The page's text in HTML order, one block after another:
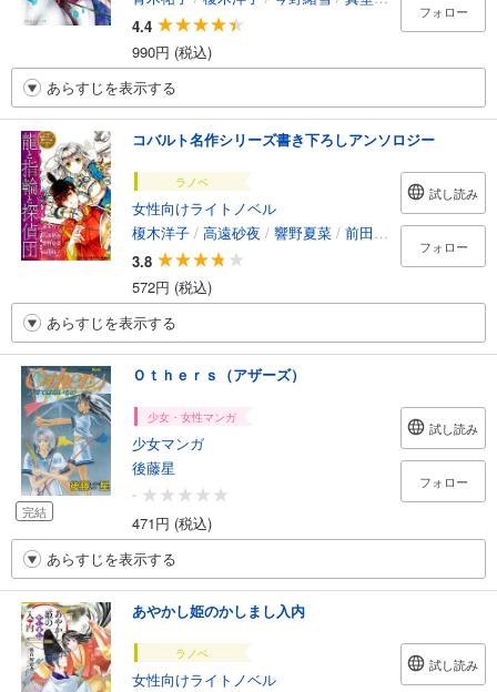
4.4
990円 (税込)
フォロー
あらすじを表示する
コバルト名作シリーズ書き下ろしアンソロジー
ラノベ
女性向けライトノベル
榎木洋子 / 高遠砂夜 / 響野夏菜 / 前田珠子 /明咲トウル
3.8
572円 (税込)
試し読み
フォロー
あらすじを表示する
完結
Ｏｔｈｅｒｓ（アザーズ）
少女・女性マンガ
少女マンガ
後藤星
-
471円 (税込)
試し読み
フォロー
あらすじを表示する
あやかし姫のかしまし入内
ラノベ
女性向けライトノベル
試し読み